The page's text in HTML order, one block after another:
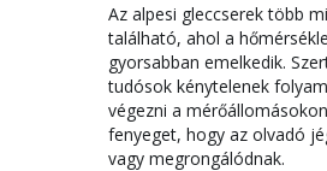
Az alpesi gleccserek több
található, ahol a
gyorsabban emelkedik.
tudósok kénytelenek
végezni a
fenyeget, hogy az olvadó
vagy megrongálódnak.